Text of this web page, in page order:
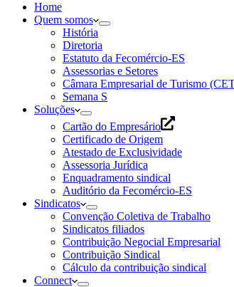
Home
Quem somos
História
Diretoria
Estatuto da Fecomércio-ES
Assessorias e Setores
Câmara Empresarial de Turismo
Semana S
Soluções
Cartão do Empresário
Certificado de Origem
Atestado de Exclusividade
Assessoria Jurídica
Enquadramento sindical
Auditório da Fecomércio-ES
Sindicatos
Convenção Coletiva de Trabalho
Sindicatos filiados
Contribuição Negocial Empresarial
Contribuição Sindical
Cálculo da contribuição sindical
Connect